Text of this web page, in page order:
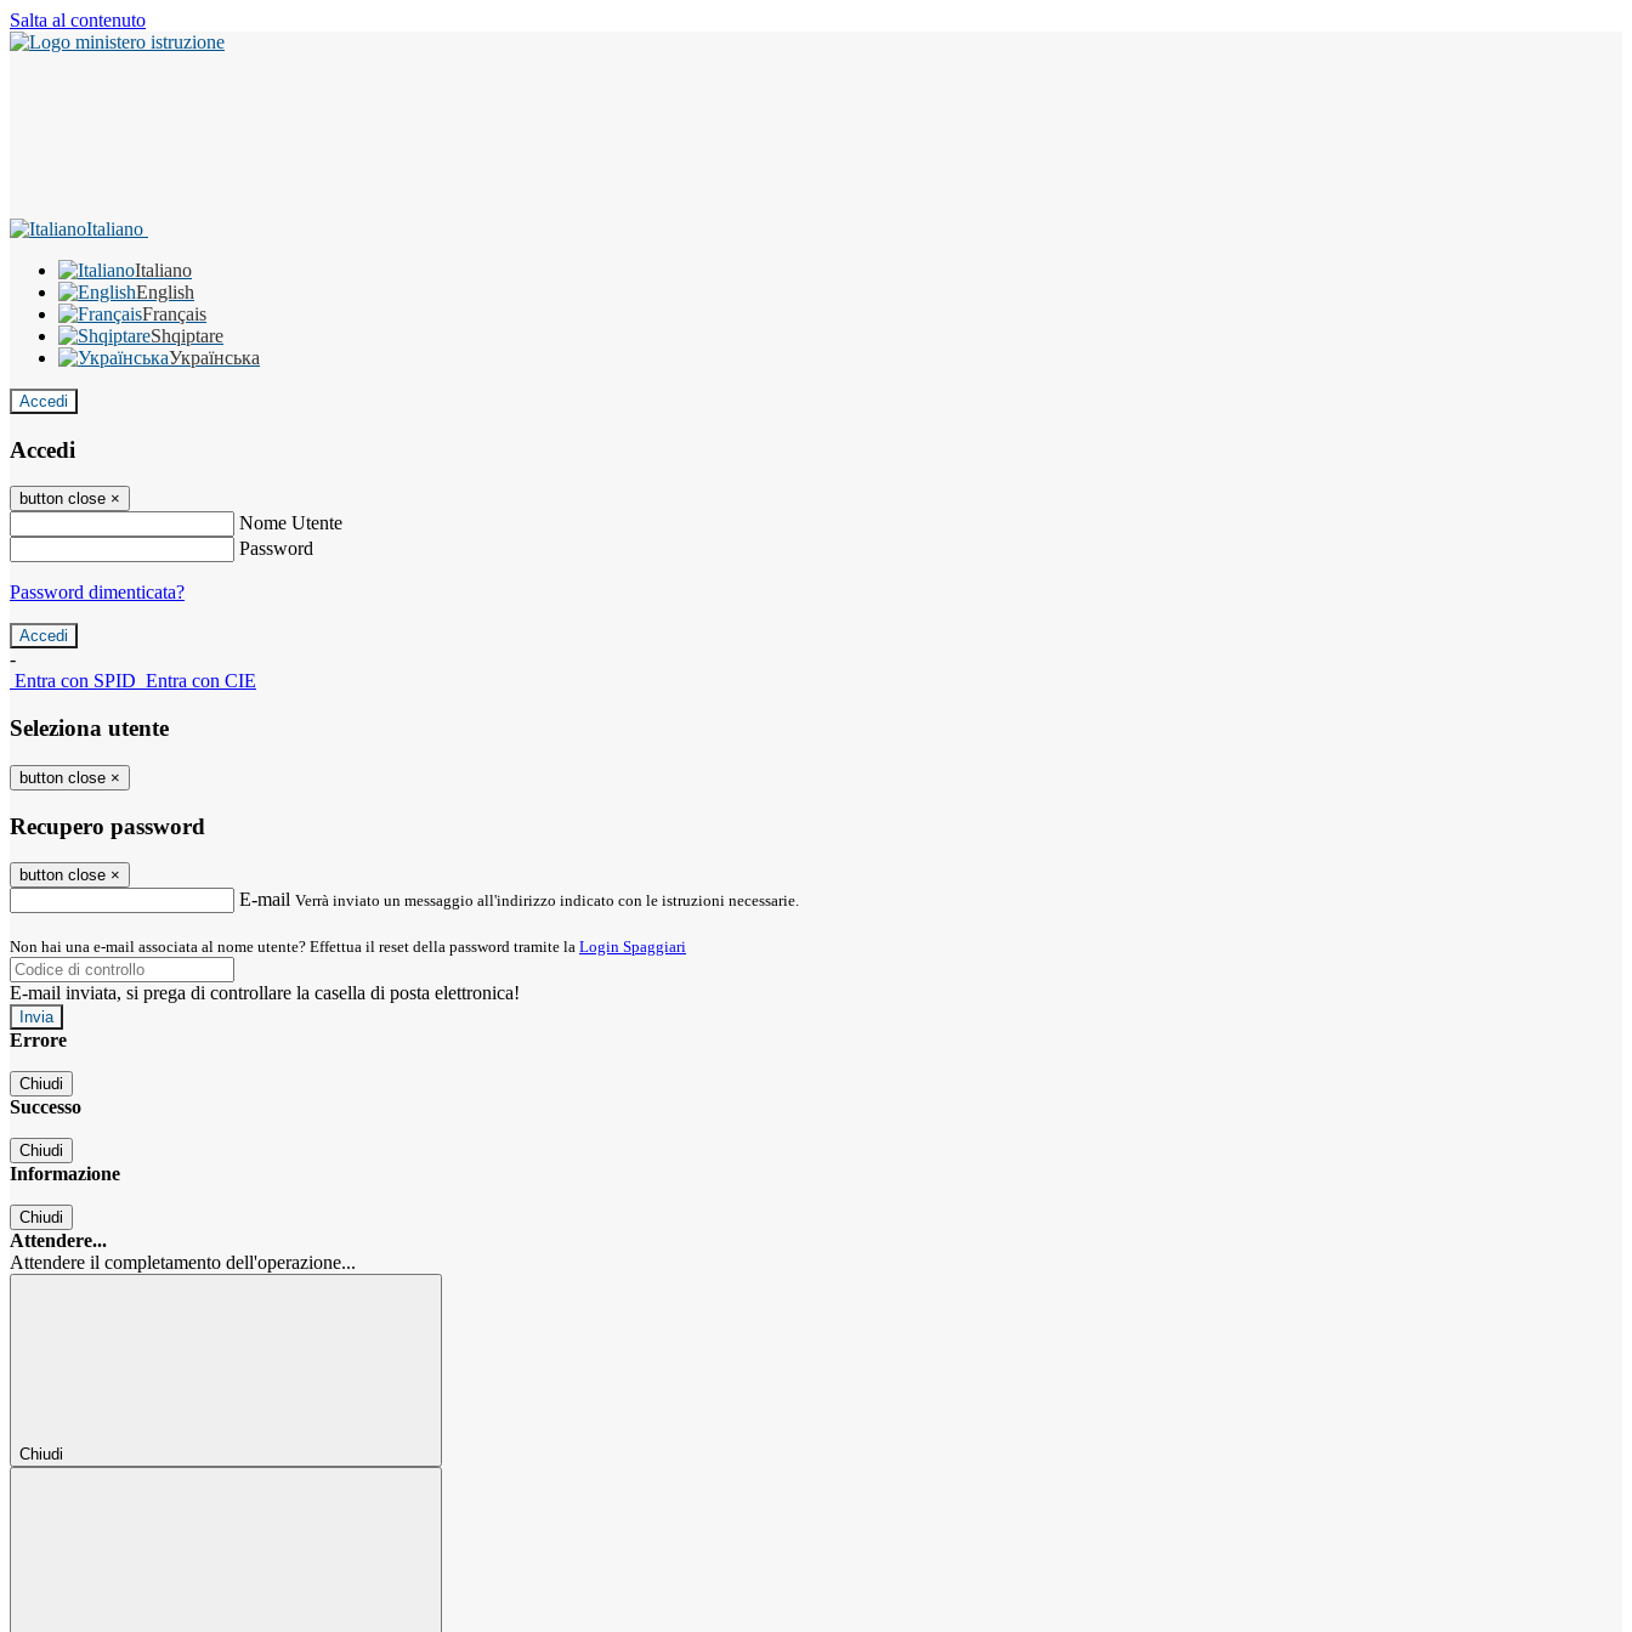
Salta al contenuto
Italiano
Italiano
English
Français
Shqiptare
Українська
Accedi
Accedi
button close ×
Nome Utente
Password
Password dimenticata?
-
Entra con SPID Entra con CIE
Seleziona utente
button close ×
Recupero password
button close ×
E-mail Verrà inviato un messaggio all'indirizzo indicato con le istruzioni necessarie.
Non hai una e-mail associata al nome utente? Effettua il reset della password tramite la Login Spaggiari
E-mail inviata, si prega di controllare la casella di posta elettronica!
Errore
Chiudi
Successo
Chiudi
Informazione
Chiudi
Attendere...
Attendere il completamento dell'operazione...
Chiudi